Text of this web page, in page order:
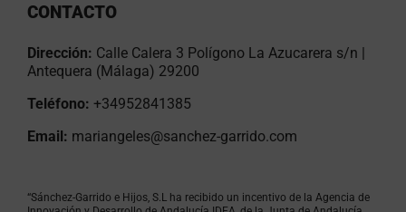
CONTACTO
Dirección: Calle Calera 3 Polígono La Azucarera s/n |
Antequera (Málaga) 29200
Teléfono: +34952841385
Email: mariangeles@sanchez-garrido.com
“Sánchez-Garrido e Hijos, S.L ha recibido un incentivo de la Agencia de